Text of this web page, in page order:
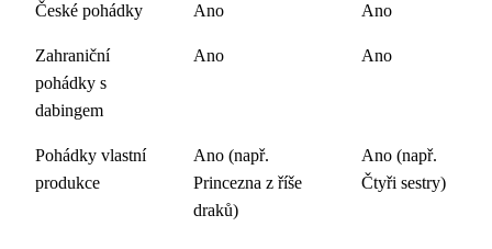
České pohádky Ano Ano
Zahraniční
pohádky s
dabingem
Ano Ano
Pohádky vlastní
produkce
Ano (např.
Princezna z říše
draků)
Ano (např.
Čtyři sestry)